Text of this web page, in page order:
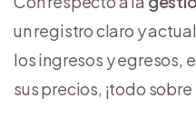
un registro claro y
los ingresos y egresos,
sus precios, ¡todo sobre